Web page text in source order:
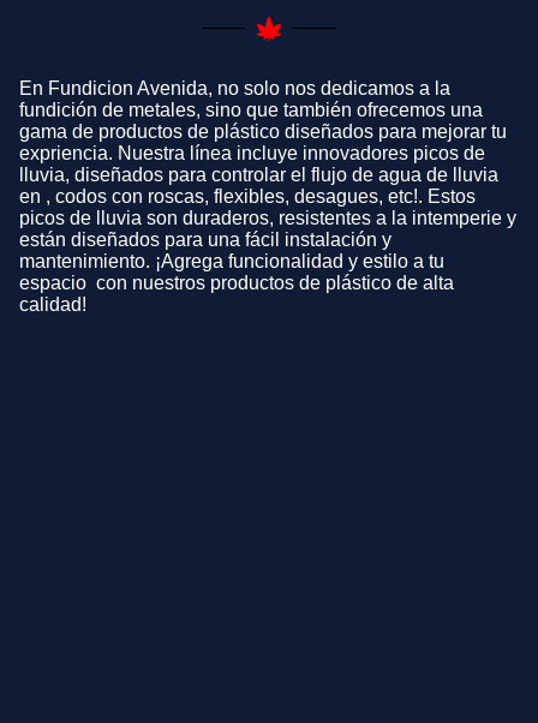
En Fundicion Avenida, no solo nos dedicamos a la
fundición de metales, sino que también ofrecemos una
gama de productos de plástico diseñados para mejorar tu
expriencia. Nuestra línea incluye innovadores picos de
lluvia, diseñados para controlar el flujo de agua de lluvia
en , codos con roscas, flexibles, desagues, etc!. Estos
picos de lluvia son duraderos, resistentes a la intemperie y
están diseñados para una fácil instalación y
mantenimiento. ¡Agrega funcionalidad y estilo a tu
espacio con nuestros productos de plástico de alta
calidad!